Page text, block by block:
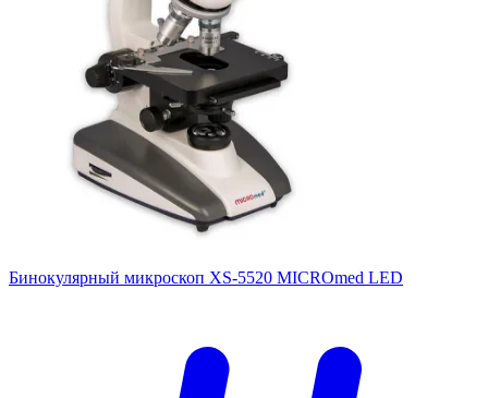
Бинокулярный микроскоп XS-5520 MICROmed LED